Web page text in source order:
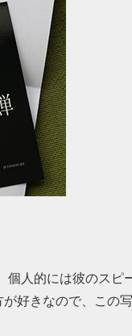
個人的には彼のスピ
が好きなので、この